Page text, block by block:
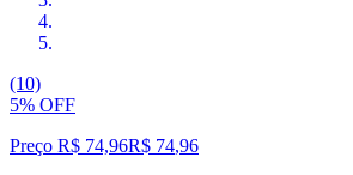
(10)
5% OFF
Preço R$ 74,96R$ 74,96